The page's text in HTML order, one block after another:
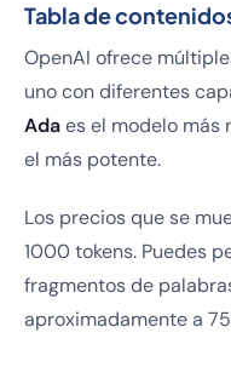
Tabla de
OpenAI ofrece
uno con diferentes
Adaes el modelo más
el más potente.
Los precios que se
1000 tokens. Puedes
fragmentos de
aproximadamente a